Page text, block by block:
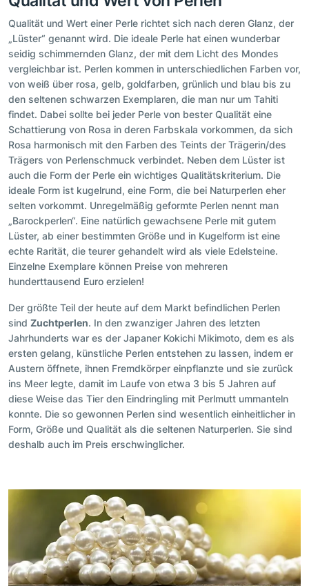
Qualität und Wert einer Perle richtet sich nach deren Glanz, der
„Lüster“ genannt wird. Die ideale Perle hat einen wunderbar
seidig schimmernden Glanz, der mit dem Licht des Mondes
vergleichbar ist. Perlen kommen in unterschiedlichen Farben vor,
von weiß über rosa, gelb, goldfarben, grünlich und blau bis zu
den seltenen schwarzen Exemplaren, die man nur um Tahiti
findet. Dabei sollte bei jeder Perle von bester Qualität eine
Schattierung von Rosa in deren Farbskala vorkommen, da sich
Rosa harmonisch mit den Farben des Teints der Trägerin/des
Trägers von Perlenschmuck verbindet. Neben dem Lüster ist
auch die Form der Perle ein wichtiges Qualitätskriterium. Die
ideale Form ist kugelrund, eine Form, die bei Naturperlen eher
selten vorkommt. Unregelmäßig geformte Perlen nennt man
„Barockperlen“. Eine natürlich gewachsene Perle mit gutem
Lüster, ab einer bestimmten Größe und in Kugelform ist eine
echte Rarität, die teurer gehandelt wird als viele Edelsteine.
Einzelne Exemplare können Preise von mehreren
hunderttausend Euro erzielen!
Der größte Teil der heute auf dem Markt befindlichen Perlen
sind Zuchtperlen. In den zwanziger Jahren des letzten
Jahrhunderts war es der Japaner Kokichi Mikimoto, dem es als
ersten gelang, künstliche Perlen entstehen zu lassen, indem er
Austern öffnete, ihnen Fremdkörper einpflanzte und sie zurück
ins Meer legte, damit im Laufe von etwa 3 bis 5 Jahren auf
diese Weise das Tier den Eindringling mit Perlmutt ummanteln
konnte. Die so gewonnen Perlen sind wesentlich einheitlicher in
Form, Größe und Qualität als die seltenen Naturperlen. Sie sind
deshalb auch im Preis erschwinglicher.